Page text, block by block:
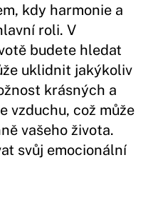
kdy harmonie a
roli. V
budete hledat
uklidnit jakýkoliv
krásných a
vzduchu, což může
vašeho života.
svůj emocionální